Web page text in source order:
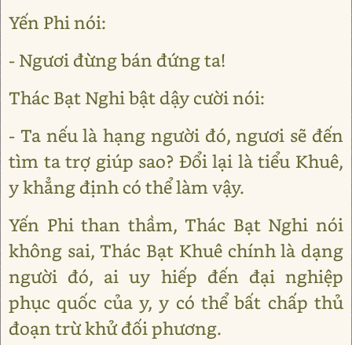
Yến Phi nói:
- Ngươi đừng bán đứng ta!
Thác Bạt Nghi bật dậy cười nói:
- Ta nếu là hạng người đó, ngươi sẽ đến
tìm ta trợ giúp sao? Đổi lại là tiểu Khuê,
y khẳng định có thể làm vậy.
Yến Phi than thầm, Thác Bạt Nghi nói
không sai, Thác Bạt Khuê chính là dạng
người đó, ai uy hiếp đến đại nghiệp
phục quốc của y, y có thể bất chấp thủ
đoạn trừ khử đối phương.